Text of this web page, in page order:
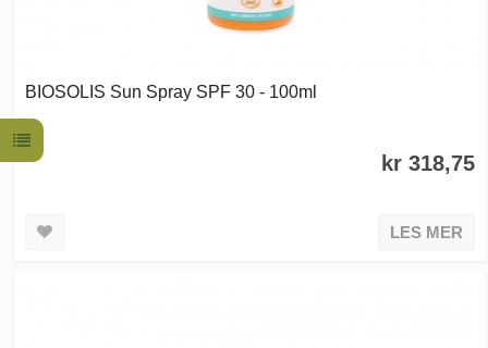
BIOSOLIS Sun Spray SPF 30 - 100ml
kr 318,75
LES MER